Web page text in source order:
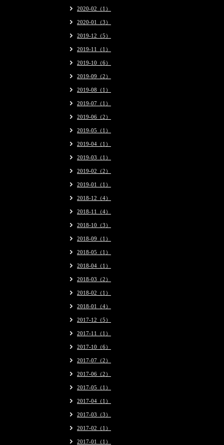
2020-02（1）
2020-01（3）
2019-12（5）
2019-11（1）
2019-10（6）
2019-09（2）
2019-08（1）
2019-07（1）
2019-06（2）
2019-05（1）
2019-04（1）
2019-03（1）
2019-02（2）
2019-01（1）
2018-12（4）
2018-11（4）
2018-10（3）
2018-09（1）
2018-05（1）
2018-04（1）
2018-03（2）
2018-02（1）
2018-01（4）
2017-12（5）
2017-11（1）
2017-10（6）
2017-07（2）
2017-06（2）
2017-05（1）
2017-04（1）
2017-03（3）
2017-02（1）
2017-01（1）